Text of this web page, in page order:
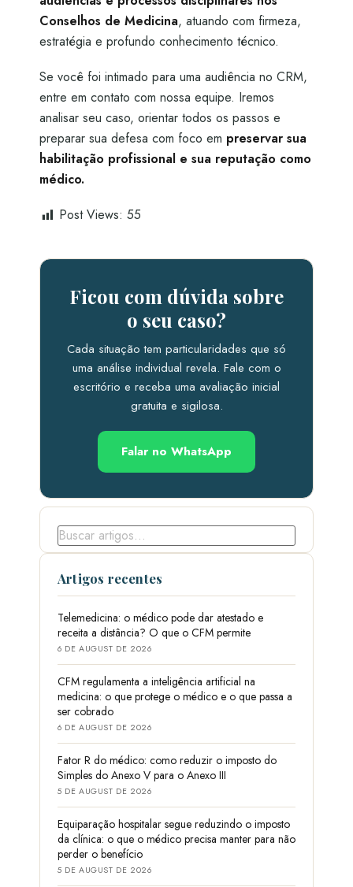
Conselhos de Medicina, atuando com firmeza,
estratégia e profundo conhecimento técnico.
Se você foi intimado para uma audiência no CRM,
entre em contato com nossa equipe. Iremos
analisar seu caso, orientar todos os passos e
preparar sua defesa com foco em preservar sua
habilitação profissional e sua reputação como
médico.
Post Views: 55
Ficou com dúvida sobre
o seu caso?
Cada situação tem particularidades que só
uma análise individual revela. Fale com o
escritório e receba uma avaliação inicial
gratuita e sigilosa.
Falar no WhatsApp
Artigos recentes
Telemedicina: o médico pode dar atestado e
receita a distância? O que o CFM permite
6 DE AUGUST DE 2026
CFM regulamenta a inteligência artificial na
medicina: o que protege o médico e o que passa a
ser cobrado
6 DE AUGUST DE 2026
Fator R do médico: como reduzir o imposto do
Simples do Anexo V para o Anexo III
5 DE AUGUST DE 2026
Equiparação hospitalar segue reduzindo o imposto
da clínica: o que o médico precisa manter para não
perder o benefício
5 DE AUGUST DE 2026